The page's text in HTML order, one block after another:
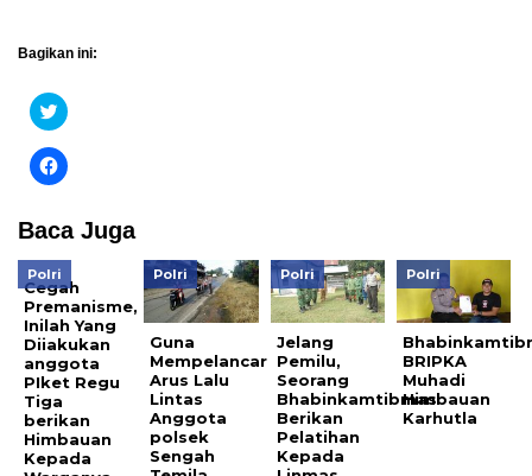
Bagikan ini:
Klik
untuk
pada
Twitter(Membuka
di
baru)
Klik
untuk
Facebook(Membuka
di
jendela
yang
baru)
Baca Juga
Polri
Cegah
Premanisme,
Inilah Yang
Diiakukan
anggota
PIket Regu
Tiga
berikan
Himbauan
Kepada
Polri
Guna
Mempelancar
Arus Lalu
Lintas
Anggota
polsek
Sengah
Polri
Jelang
Pemilu,
Seorang
Bhabinkamtibmas
Berikan
Pelatihan
Kepada
Polri
BRIPKA
Muhadi
Himbauan
Karhutla